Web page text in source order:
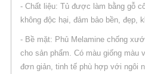
- Chất liệu: Tủ được làm bằng gỗ
không độc hại, đảm bảo bền, đẹp,
- Bề mặt: Phủ Melamine chống
cho sản phẩm. Có màu giống màu
đơn giản, tinh tế phù hợp với ngôi